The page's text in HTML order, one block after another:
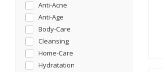
Anti-Acne
Anti-Age
Body-Care
Cleansing
Home-Care
Hydratation